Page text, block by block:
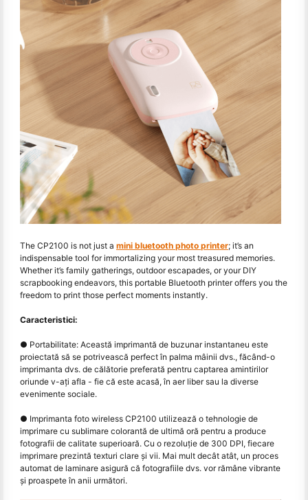
The CP2100 is not just a mini bluetooth photo printer; it’s an
indispensable tool for immortalizing your most treasured memories.
Whether it’s family gatherings, outdoor escapades, or your DIY
scrapbooking endeavors, this portable Bluetooth printer offers you the
freedom to print those perfect moments instantly.
Caracteristici:
● Portabilitate: Această imprimantă de buzunar instantaneu este
proiectată să se potrivească perfect în palma mâinii dvs., făcând-o
imprimanta dvs. de călătorie preferată pentru captarea amintirilor
oriunde v-aţi afla - fie că este acasă, în aer liber sau la diverse
evenimente sociale.
● Imprimanta foto wireless CP2100 utilizează o tehnologie de
imprimare cu sublimare colorantă de ultimă oră pentru a produce
fotografii de calitate superioară. Cu o rezoluție de 300 DPI, fiecare
imprimare prezintă texturi clare și vii. Mai mult decât atât, un proces
automat de laminare asigură că fotografiile dvs. vor rămâne vibrante
și proaspete în anii următori.